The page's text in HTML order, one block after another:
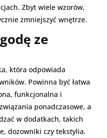
Zbyt wiele wzorów,
zmniejszyć wnętrze.
ze
która odpowiada
Powinna być łatwa
funkcjonalna i
ponadczasowe, a
w dodatkach, takich
dozowniki czy tekstylia.